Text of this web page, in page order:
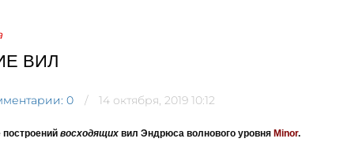
ВИЛ
0 14 октября, 2019 10:12
восходящих вил Эндрюса волнового уровня Minor.